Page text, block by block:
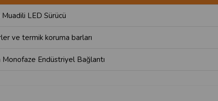
LED Sürücü
ve termik koruma barları
Endüstriyel Bağlantı